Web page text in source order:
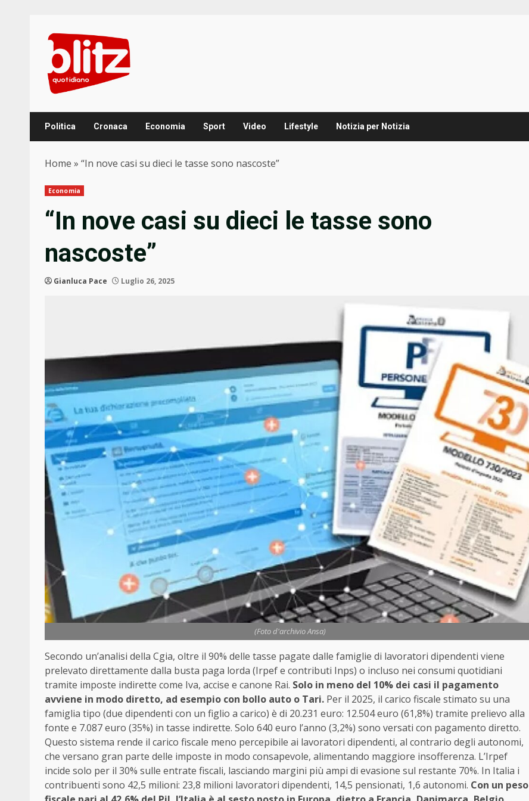
content
Politica Cronaca Economia Sport Video Lifestyle Notizia per Notizia
Home » “In nove casi su dieci le tasse sono nascoste”
Economia
“In nove casi su dieci le tasse sono
nascoste”
Gianluca Pace Luglio 26, 2025
(Foto d'archivio Ansa)
Secondo un’analisi della Cgia, oltre il 90% delle tasse pagate dalle famiglie di lavoratori dipendenti viene
prelevato direttamente dalla busta paga lorda (Irpef e contributi Inps) o incluso nei consumi quotidiani
tramite imposte indirette come Iva, accise e canone Rai. Solo in meno del 10% dei casi il pagamento
avviene in modo diretto, ad esempio con bollo auto o Tari. Per il 2025, il carico fiscale stimato su una
famiglia tipo (due dipendenti con un figlio a carico) è di 20.231 euro: 12.504 euro (61,8%) tramite prelievo alla
fonte e 7.087 euro (35%) in tasse indirette. Solo 640 euro l’anno (3,2%) sono versati con pagamento diretto.
Questo sistema rende il carico fiscale meno percepibile ai lavoratori dipendenti, al contrario degli autonomi,
che versano gran parte delle imposte in modo consapevole, alimentando maggiore insofferenza. L’Irpef
incide solo per il 30% sulle entrate fiscali, lasciando margini più ampi di evasione sul restante 70%. In Italia i
contribuenti sono 42,5 milioni: 23,8 milioni lavoratori dipendenti, 14,5 pensionati, 1,6 autonomi. Con un peso